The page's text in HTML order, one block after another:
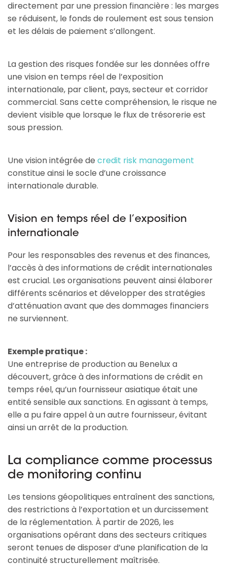
directement par une pression financière : les marges
se réduisent, le fonds de roulement est sous tension
et les délais de paiement s’allongent.
La gestion des risques fondée sur les données offre
une vision en temps réel de l’exposition
internationale, par client, pays, secteur et corridor
commercial. Sans cette compréhension, le risque ne
devient visible que lorsque le flux de trésorerie est
sous pression.
Une vision intégrée de credit risk management
constitue ainsi le socle d’une croissance
internationale durable.
Vision en temps réel de l’exposition
internationale
Pour les responsables des revenus et des finances,
l’accès à des informations de crédit internationales
est crucial. Les organisations peuvent ainsi élaborer
différents scénarios et développer des stratégies
d’atténuation avant que des dommages financiers
ne surviennent.
Exemple pratique :
Une entreprise de production au Benelux a
découvert, grâce à des informations de crédit en
temps réel, qu’un fournisseur asiatique était une
entité sensible aux sanctions. En agissant à temps,
elle a pu faire appel à un autre fournisseur, évitant
ainsi un arrêt de la production.
La compliance comme processus
de monitoring continu
Les tensions géopolitiques entraînent des sanctions,
des restrictions à l’exportation et un durcissement
de la réglementation. À partir de 2026, les
organisations opérant dans des secteurs critiques
seront tenues de disposer d’une planification de la
continuité structurellement maîtrisée.